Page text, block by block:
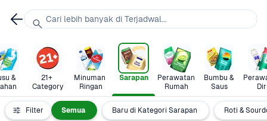
&
21+
Category
Minuman
Ringan
Sarapan
Perawatan
Rumah
Bumbu &
Saus
Filter Semua Baru di Kategori Sarapan Roti &
Cari lebih banyak di Terjadwal...